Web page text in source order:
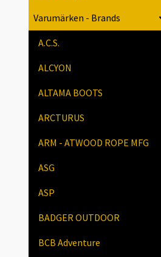
Varumärken - Brands
A.C.S.
ALCYON
ALTAMA BOOTS
ARCTURUS
ARM - ATWOOD ROPE MFG
ASG
ASP
BADGER OUTDOOR
BCB Adventure